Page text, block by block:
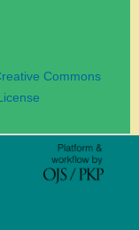
Commons